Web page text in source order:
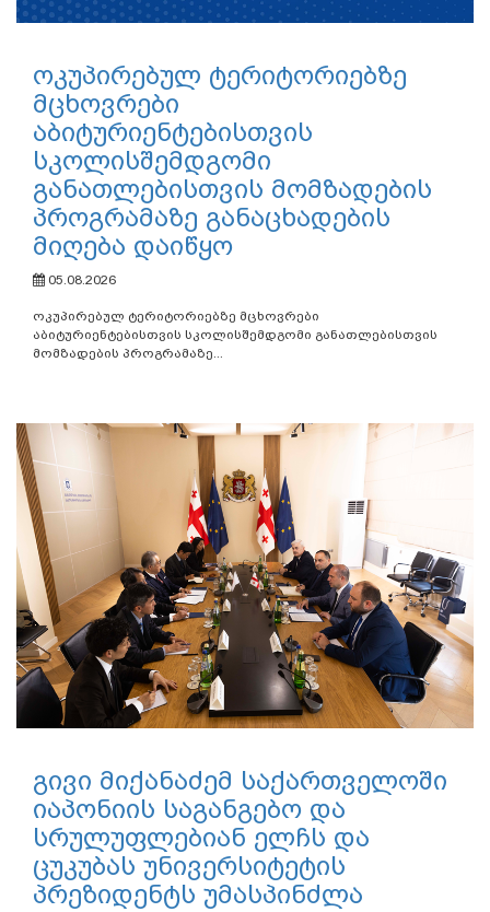
ოკუპირებულ ტერიტორიებზე
მცხოვრები
აბიტურიენტებისთვის
სკოლისშემდგომი
განათლებისთვის მომზადების
პროგრამაზე განაცხადების
მიღება დაიწყო
05.08.2026
ოკუპირებულ ტერიტორიებზე მცხოვრები
აბიტურიენტებისთვის სკოლისშემდგომი განათლებისთვის
მომზადების პროგრამაზე...
გივი მიქანაძემ საქართველოში
იაპონიის საგანგებო და
სრულუფლებიან ელჩს და
ცუკუბას უნივერსიტეტის
პრეზიდენტს უმასპინძლა